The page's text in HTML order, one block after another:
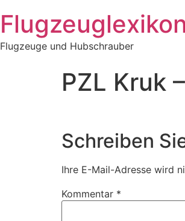
Inhalt
springen
Flugzeuglexikon
Flugzeuge und Hubschrauber
PZL Kruk
Schreiben
Ihre E-Mail-Adresse wird
Kommentar *